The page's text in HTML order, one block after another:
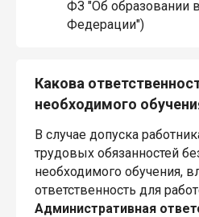
ФЗ "Об образовании
Федерации")
Какова
необходимого
В случае допуска
трудовых обязанностей
необходимого обучения,
ответственность для
Административная